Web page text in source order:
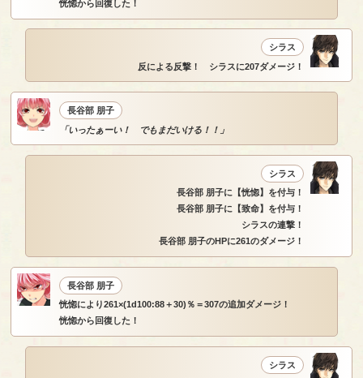
恍惚から回復した！
シラス
反による反撃！ シラスに207ダメージ！
長谷部 朋子
「いったぁーい！ でもまだいける！！」
シラス
長谷部 朋子に【恍惚】を付与！
長谷部 朋子に【致命】を付与！
シラスの連撃！
長谷部 朋子のHPに261のダメージ！
長谷部 朋子
恍惚により261×(1d100:88＋30)％＝307の追加ダメージ！
恍惚から回復した！
シラス